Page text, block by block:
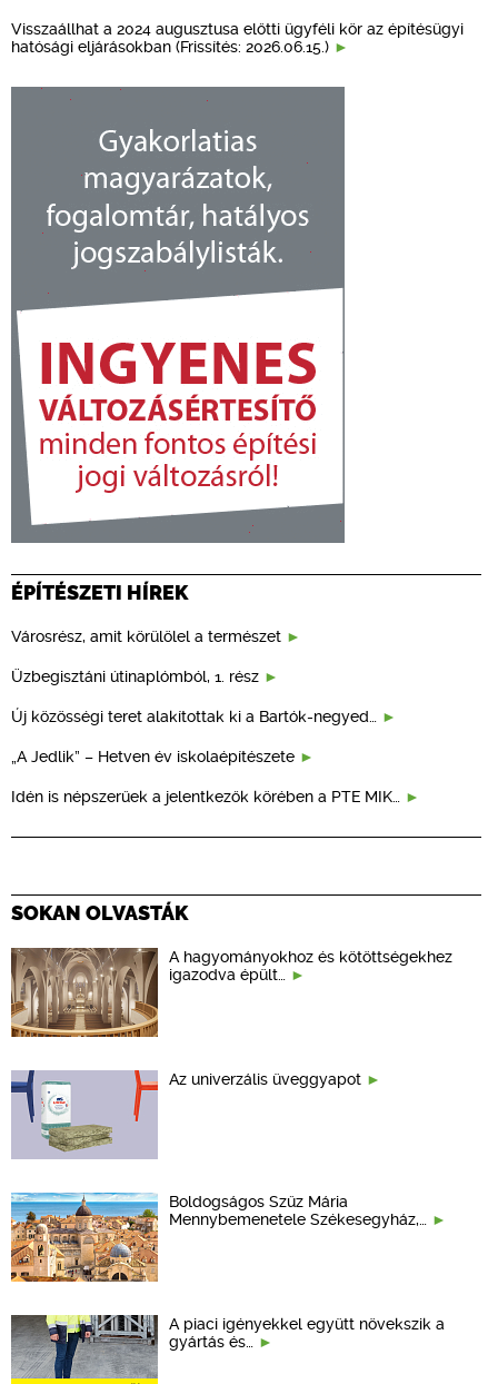
Visszaállhat a 2024 augusztusa előtti ügyféli kör az építésügyi
hatósági eljárásokban (Frissítés: 2026.06.15.)
ÉPÍTÉSZETI HÍREK
Városrész, amit körülölel a természet
Üzbegisztáni útinaplómból, 1. rész
Új közösségi teret alakítottak ki a Bartók-negyed…
„A Jedlik” – Hetven év iskolaépítészete
Idén is népszerűek a jelentkezők körében a PTE MIK…
SOKAN OLVASTÁK
A hagyományokhoz és kötöttségekhez
igazodva épült…
Az univerzális üveggyapot
Boldogságos Szűz Mária
Mennybemenetele Székesegyház,…
A piaci igényekkel együtt növekszik a
gyártás és…